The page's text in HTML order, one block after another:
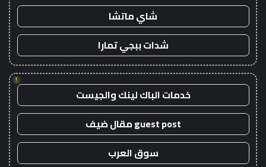
شاي ماتشا
شدات ببجي تمارا
!
خدمات الباك لينك والجيست
guest post مقال ضيف
سوق العرب